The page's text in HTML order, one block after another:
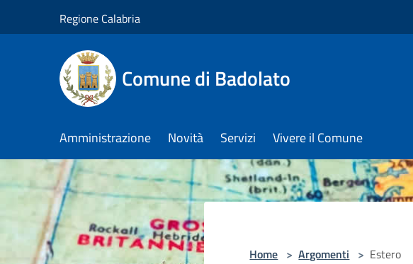
Regione Calabria
Comune di Badolato
Amministrazione Novità Servizi Vivere il Comune
Home > Argomenti > Estero